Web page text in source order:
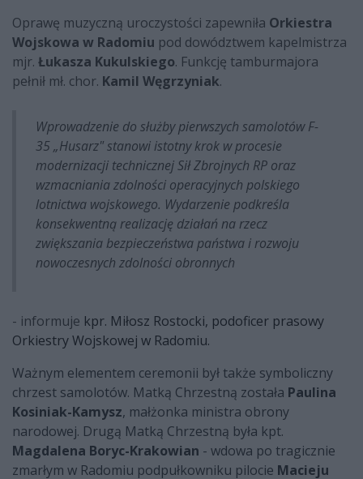
Oprawę muzyczną uroczystości zapewniła Orkiestra
Wojskowa w Radomiu pod dowództwem kapelmistrza
mjr. Łukasza Kukulskiego. Funkcję tamburmajora
pełnił mł. chor. Kamil Węgrzyniak.
Wprowadzenie do służby pierwszych samolotów F-
35 „Husarz" stanowi istotny krok w procesie
modernizacji technicznej Sił Zbrojnych RP oraz
wzmacniania zdolności operacyjnych polskiego
lotnictwa wojskowego. Wydarzenie podkreśla
konsekwentną realizację działań na rzecz
zwiększania bezpieczeństwa państwa i rozwoju
nowoczesnych zdolności obronnych
- informuje kpr. Miłosz Rostocki, podoficer prasowy
Orkiestry Wojskowej w Radomiu.
Ważnym elementem ceremonii był także symboliczny
chrzest samolotów. Matką Chrzestną została Paulina
Kosiniak-Kamysz, małżonka ministra obrony
narodowej. Drugą Matką Chrzestną była kpt.
Magdalena Boryc-Krakowian - wdowa po tragicznie
zmarłym w Radomiu podpułkowniku pilocie Macieju